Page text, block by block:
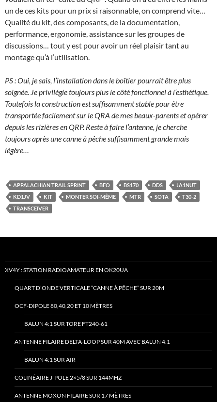
un de ces kits pour un prix si raisonnable, on comprend vite…
Qualité du kit, des composants, de la documentation,
performance, ergonomie, assistance sur les groupes de
discussions… tout y est pour avoir un réel plaisir tant au
montage qu’à l’utilisation.
PS : Oui, je sais, l’installation dans le boîtier pourrait être plus
soignée. Je privilégie toujours plus le côté fonctionnel à l’esthétique.
Toutefois la construction est suffisamment stable pour être
transportée facilement sur le QRA de mes beaux-parents et opérer
depuis les rizières en QRP. Reste à faire l’antenne, je cherche
toujours après une canne à pêche suffisamment grande mais
légère…
APPALACHIAN TRAIL SPRINT BFO BS170 DDS
JA1NUT
KD1JV
KIT MONTER SOI-MÊME MTR SOTA
T30-2
TRANSCEIVER
XV4Y : STATION RADIOAMATEUR EN OK20UA
QUART D’ONDE VERTICALE “CANNE À PÊCHE” SUR 20M
OCF-DIPOLE 80,40,20 ET 10 MÈTRES
BALUN 4:1 SUR TORE FT240-61
ANTENNE FILAIRE DELTA-LOOP SUR 40M AVEC BALUN 4:1
BALUN 4:1 SUR AIR
COLINÉAIRE J-POLE 2×5/8 SUR 144MHZ
ANTENNE MOXON FILAIRE SUR 17 MÈTRES